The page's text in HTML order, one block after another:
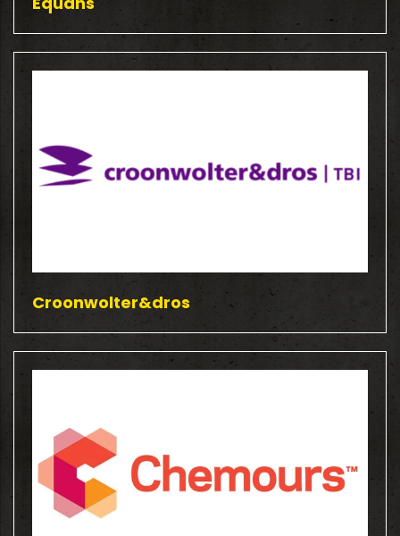
Croonwolter&dros